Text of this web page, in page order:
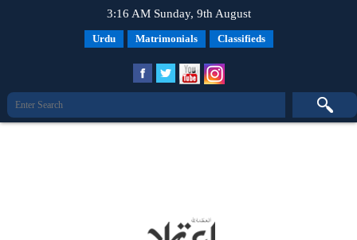
3:16 AM Sunday, 9th August
Urdu Matrimonials Classifieds